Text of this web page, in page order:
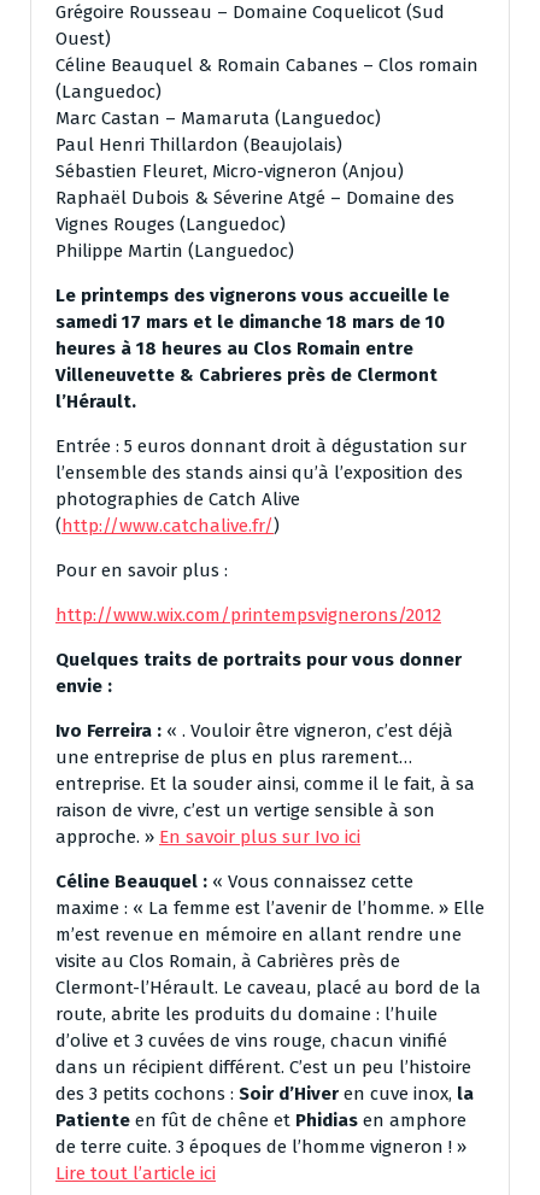
Grégoire Rousseau – Domaine Coquelicot (Sud
Ouest)
Céline Beauquel & Romain Cabanes – Clos romain
(Languedoc)
Marc Castan – Mamaruta (Languedoc)
Paul Henri Thillardon (Beaujolais)
Sébastien Fleuret, Micro-vigneron (Anjou)
Raphaël Dubois & Séverine Atgé – Domaine des
Vignes Rouges (Languedoc)
Philippe Martin (Languedoc)
Le printemps des vignerons vous accueille le
samedi 17 mars et le dimanche 18 mars de 10
heures à 18 heures au Clos Romain entre
Villeneuvette & Cabrieres près de Clermont
l’Hérault.
Entrée : 5 euros donnant droit à dégustation sur
l’ensemble des stands ainsi qu’à l’exposition des
photographies de Catch Alive
(http://www.catchalive.fr/)
Pour en savoir plus :
http://www.wix.com/printempsvignerons/2012
Quelques traits de portraits pour vous donner
envie :
Ivo Ferreira : « . Vouloir être vigneron, c’est déjà
une entreprise de plus en plus rarement…
entreprise. Et la souder ainsi, comme il le fait, à sa
raison de vivre, c’est un vertige sensible à son
approche. » En savoir plus sur Ivo ici
Céline Beauquel : « Vous connaissez cette
maxime : « La femme est l’avenir de l’homme. » Elle
m’est revenue en mémoire en allant rendre une
visite au Clos Romain, à Cabrières près de
Clermont-l’Hérault. Le caveau, placé au bord de la
route, abrite les produits du domaine : l’huile
d’olive et 3 cuvées de vins rouge, chacun vinifié
dans un récipient différent. C’est un peu l’histoire
des 3 petits cochons : Soir d’Hiver en cuve inox, la
Patiente en fût de chêne et Phidias en amphore
de terre cuite. 3 époques de l’homme vigneron ! »
Lire tout l’article ici